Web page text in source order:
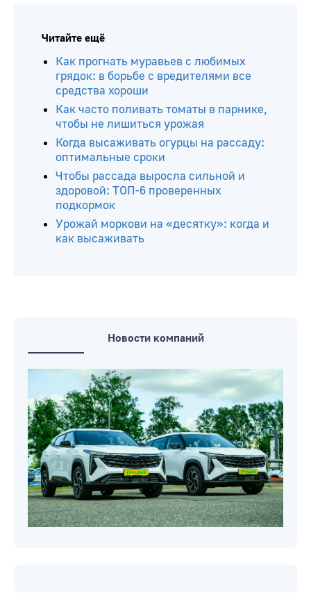
Читайте ещё
Как прогнать муравьев с любимых
грядок: в борьбе с вредителями все
средства хороши
Как часто поливать томаты в парнике,
чтобы не лишиться урожая
Когда высаживать огурцы на рассаду:
оптимальные сроки
Чтобы рассада выросла сильной и
здоровой: ТОП-6 проверенных
подкормок
Урожай моркови на «десятку»: когда и
как высаживать
Новости компаний